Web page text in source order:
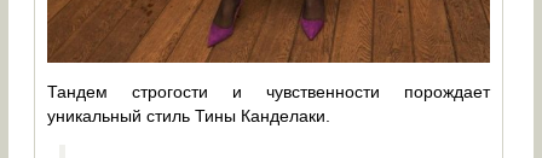
Тандем строгости и чувственности порождает
уникальный стиль Тины Канделаки.